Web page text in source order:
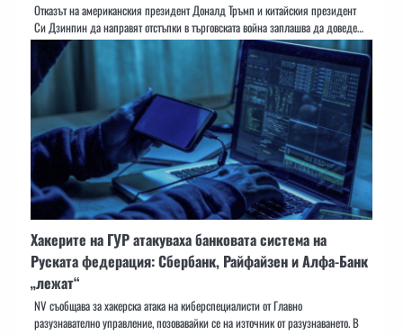
Отказът на американския президент Доналд Тръмп и китайския президент
Си Дзинпин да направят отстъпки в търговската война заплашва да доведе…
Хакерите на ГУР атакуваха банковата система на
Руската федерация: Сбербанк, Райфайзен и Алфа-Банк
„лежат“
NV съобщава за хакерска атака на киберспециалисти от Главно
разузнавателно управление, позовавайки се на източник от разузнаването. В